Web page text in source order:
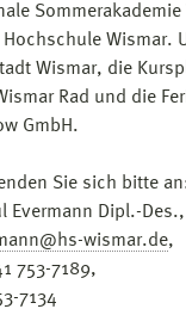
Wismar.
Wismar, die
Rad und die
GmbH.
Sie sich bitte
Evermann Dipl.-Des.,
wismar.de,
753-7189,
7134